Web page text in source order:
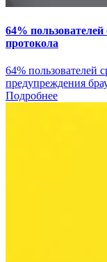
64%
протокола
64% пользователей
предупреждения
Подробнее